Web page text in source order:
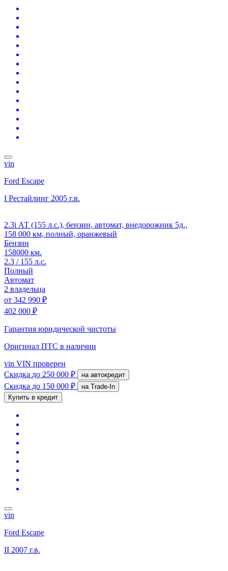
vin
Ford Escape
I Рестайлинг 2005 г.в.
2.3i АТ (155 л.с.), бензин, автомат, внедорожник 5д.,
158 000 км, полный, оранжевый
Бензин
158000 км.
2.3 / 155 л.с.
Полный
Автомат
2 владельца
от 342 990 ₽
402 000 ₽
Гарантия юридической чистоты
Оригинал ПТС в наличии
vin VIN проверен
Скидка до 250 000 ₽ на автокредит
Скидка до 150 000 ₽
на Trade-In
Купить в кредит
vin
Ford Escape
II 2007 г.в.